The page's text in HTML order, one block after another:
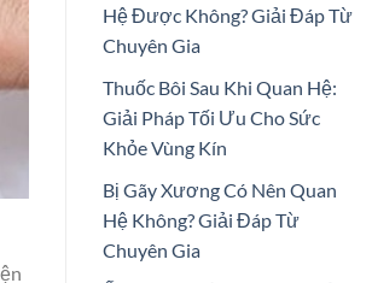
Hệ Được Không? Giải Đáp Từ
Chuyên Gia
Thuốc Bôi Sau Khi Quan Hệ:
Giải Pháp Tối Ưu Cho Sức
Khỏe Vùng Kín
Bị Gãy Xương Có Nên Quan
Hệ Không? Giải Đáp Từ
Chuyên Gia